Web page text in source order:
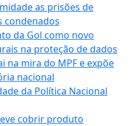
as prisões de
condenados
da Gol como novo
na proteção de dados
na mira do MPF e expõe
nacional
da Política Nacional
cobrir produto